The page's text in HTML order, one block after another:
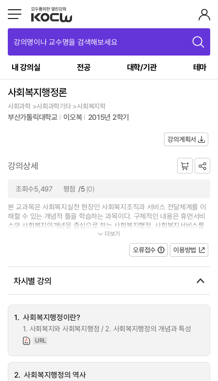
강의명이나 교수명을 검색해보세요
내 강의실 전공 대학/기관 테마
사회복지행정론
사회과학 >사회과학기타 >사회복지학
부산가톨릭대학교 이오복 2015년 2학기
강의계획서
강의상세
조회수5,497 평점 /5 (0)
본 교과목은 사회복지실천 현장인 사회복지조직과 서비스 전달체계를 이
해할 수 있는 개념적 틀을 학습하는 과목이다. 구체적인 내용은 휴먼서비
스와 사회복지의개념을 중심으로 하는 사회복지행정, 사회복지서비스를
전달하는 사회복지조직, 프로그...
더보기
오류접수 이용방법
차시별 강의
1. 사회복지행정이란?
1. 사회복지와 사회복지행정 / 2. 사회복지행정의 개념과 특성
URL
2. 사회복지행정의 역사